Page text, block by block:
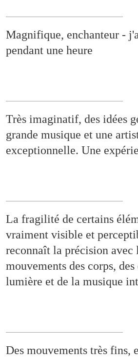
Magnifique, enchanteur -
pendant une heure
Très imaginatif, des idées
grande musique et une
exceptionnelle. Une
La fragilité de certains
vraiment visible et
reconnaît la précision avec
mouvements des corps,
lumière et de la musique
Des mouvements très fins,